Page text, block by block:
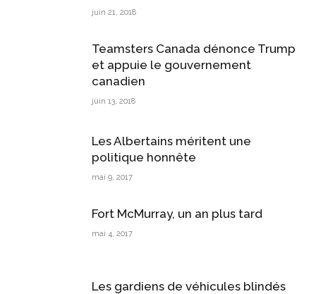
juin 21, 2018
Teamsters Canada dénonce Trump
et appuie le gouvernement
canadien
juin 13, 2018
Les Albertains méritent une
politique honnête
mai 9, 2017
Fort McMurray, un an plus tard
mai 4, 2017
Les gardiens de véhicules blindés